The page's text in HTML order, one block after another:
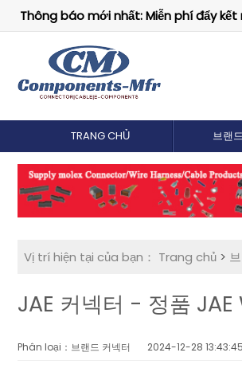
Thông báo mới nhất: Miễn phí đẩy
TRANG CHỦ 브랜
Vị trí hiện tại của bạn： Trang chủ >
JAE 커넥터 - 정품
Phân loại：브랜드 커넥터 2024-12-28 13:43:45